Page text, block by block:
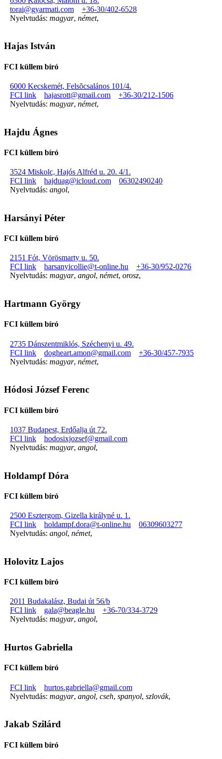
torai@gyarmati.com
+36-30/402-6528
Nyelvtudás: magyar, német,
Hajas István
FCI küllem bíró
6000 Kecskemét, Felsõcsalános 101/4.
FCI link
hajasrott@gmail.com
+36-30/212-1506
Nyelvtudás: magyar, német,
Hajdu Ágnes
FCI küllem bíró
3524 Miskolc, Hajós Alfréd u. 20. 4/1.
FCI link
hajduag@icloud.com
06302490240
Nyelvtudás: angol,
Harsányi Péter
FCI küllem bíró
2151 Fót, Vörösmarty u. 50.
FCI link
harsanyicollie@t-online.hu
+36-30/952-0276
Nyelvtudás: magyar, angol, német, orosz,
Hartmann György
FCI küllem bíró
2735 Dánszentmiklós, Széchenyi u. 49.
FCI link
dogheart.amon@gmail.com
+36-30/457-7935
Nyelvtudás: magyar, német,
Hódosi József Ferenc
FCI küllem bíró
1037 Budapest, Erdőalja út 72.
FCI link
hodosixjozsef@gmail.com
Nyelvtudás: magyar, angol,
Holdampf Dóra
FCI küllem bíró
2500 Esztergom, Gizella királyné u. 1.
FCI link
holdampf.dora@t-online.hu
06309603277
Nyelvtudás: angol, német,
Holovitz Lajos
FCI küllem bíró
2011 Budakalász, Budai út 56/b
FCI link
gala@beagle.hu
+36-70/334-3729
Nyelvtudás: magyar, angol,
Hurtos Gabriella
FCI küllem bíró
FCI link
hurtos.gabriella@gmail.com
Nyelvtudás: magyar, angol, cseh, spanyol, szlovák,
Jakab Szilárd
FCI küllem bíró